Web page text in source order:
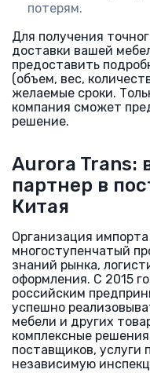
потерям.
Для получения
доставки вашей
предоставить
(объем, вес,
желаемые сроки.
компания сможет
решение.
Aurora
партнер в
Китая
Организация
многоступенчатый
знаний рынка,
оформления. С 2015
российским
успешно
мебели и других
комплексные
поставщиков, услуги
независимую